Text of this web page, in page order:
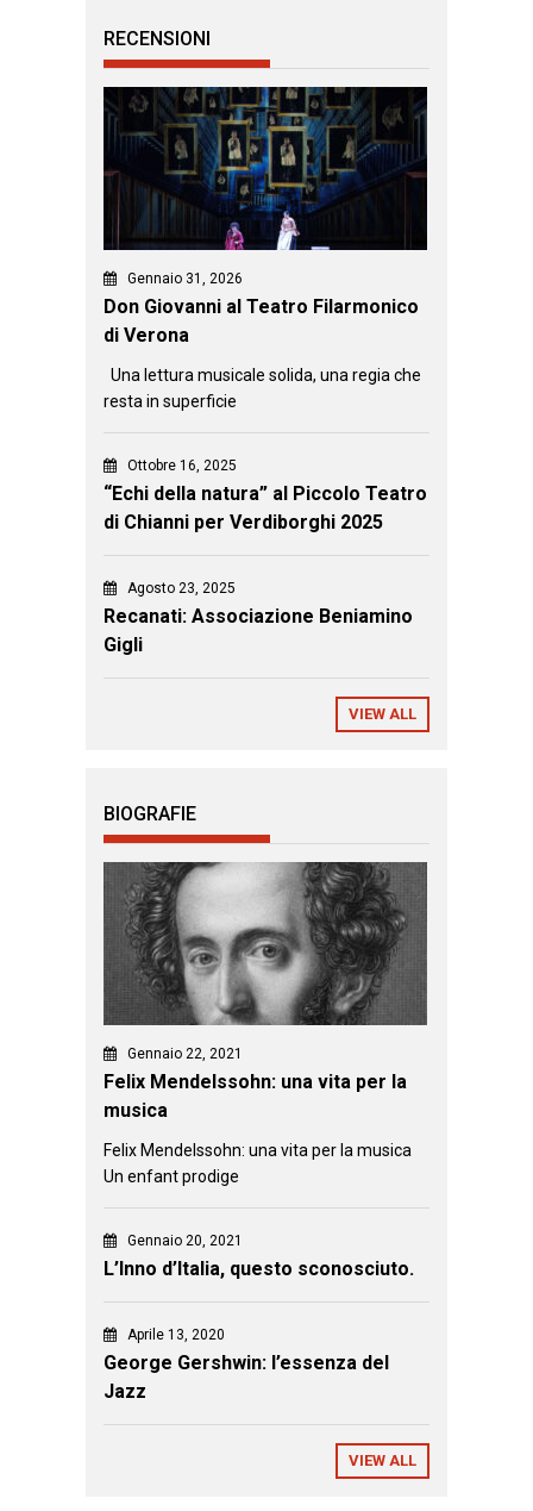
RECENSIONI
Gennaio 31, 2026
Don Giovanni al Teatro Filarmonico
di Verona
Una lettura musicale solida, una regia che
resta in superficie
Ottobre 16, 2025
“Echi della natura” al Piccolo Teatro
di Chianni per Verdiborghi 2025
Agosto 23, 2025
Recanati: Associazione Beniamino
Gigli
VIEW ALL
BIOGRAFIE
Gennaio 22, 2021
Felix Mendelssohn: una vita per la
musica
Felix Mendelssohn: una vita per la musica
Un enfant prodige
Gennaio 20, 2021
L’Inno d’Italia, questo sconosciuto.
Aprile 13, 2020
George Gershwin: l’essenza del
Jazz
VIEW ALL